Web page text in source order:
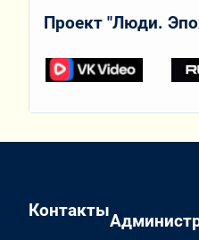
Проект "Люди.
Контакты